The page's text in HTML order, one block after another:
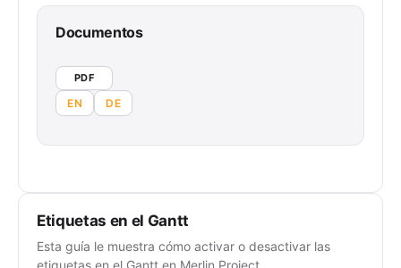
Documentos
PDF
EN DE
Etiquetas en el Gantt
Esta guía le muestra cómo activar o desactivar las
etiquetas en el Gantt en Merlin Project.